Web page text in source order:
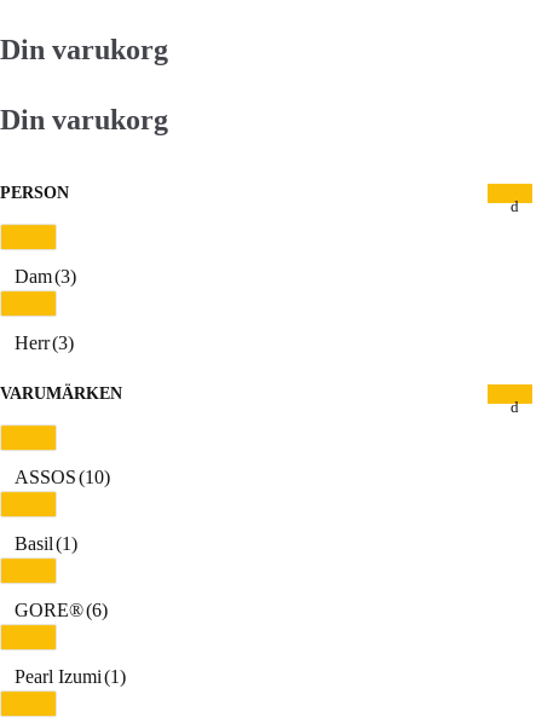
Din varukorg
Din varukorg
PERSON
Dam(3)
Herr(3)
VARUMÄRKEN
ASSOS(10)
Basil(1)
GORE®(6)
Pearl Izumi(1)